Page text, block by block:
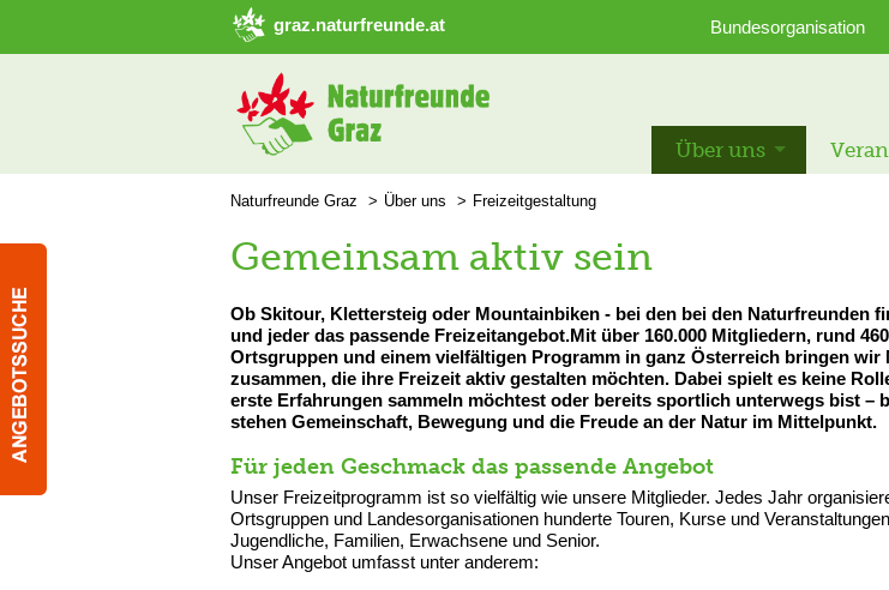
➜ Hauptregion der Seite anspringen
graz.naturfreunde.at Bundesorganisation
Über uns
Naturfreunde Graz Über uns Freizeitgestaltung
Gemeinsam aktiv sein
Ob Skitour, Klettersteig oder Mountainbiken - bei den bei den Naturfreunden
und jeder das passende Freizeitangebot.Mit über 160.000 Mitgliedern, rund 460
Ortsgruppen und einem vielfältigen Programm in ganz Österreich bringen wir
zusammen, die ihre Freizeit aktiv gestalten möchten. Dabei spielt es keine
erste Erfahrungen sammeln möchtest oder bereits sportlich unterwegs bist –
stehen Gemeinschaft, Bewegung und die Freude an der Natur im Mittelpunkt.
Für jeden Geschmack das passende Angebot
Unser Freizeitprogramm ist so vielfältig wie unsere Mitglieder. Jedes Jahr
Ortsgruppen und Landesorganisationen hunderte Touren, Kurse und
Jugendliche, Familien, Erwachsene und Senior.
Unser Angebot umfasst unter anderem: